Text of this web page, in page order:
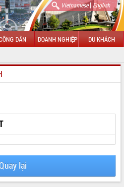
Vietnamese| English
DÂN DOANH NGHIỆP DU KHÁCH
lại